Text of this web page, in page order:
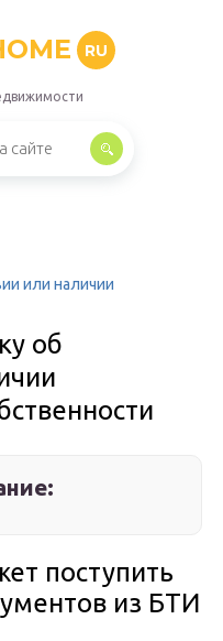
RU
или наличии
об
поступить
из БТИ